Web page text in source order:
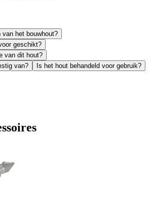
het bouwhout?
geschikt?
van dit hout?
van?
Is het hout behandeld voor gebruik?